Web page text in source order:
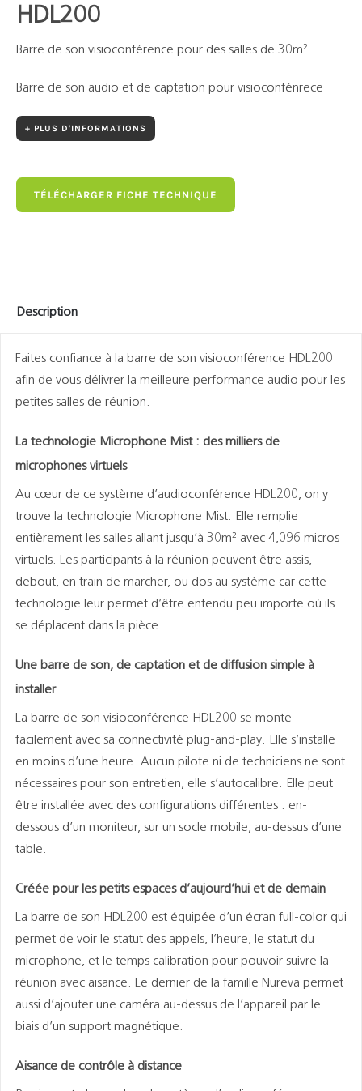
HDL200
Barre de son visioconférence pour des salles de 30m²
Barre de son audio et de captation pour visioconfénrece
+ PLUS D'INFORMATIONS
TÉLÉCHARGER FICHE TECHNIQUE
Description
Faites confiance à la barre de son visioconférence HDL200
afin de vous délivrer la meilleure performance audio pour les
petites salles de réunion.
La technologie Microphone Mist : des milliers de
microphones virtuels
Au cœur de ce système d’audioconférence HDL200, on y
trouve la technologie Microphone Mist. Elle remplie
entièrement les salles allant jusqu’à 30m² avec 4,096 micros
virtuels. Les participants à la réunion peuvent être assis,
debout, en train de marcher, ou dos au système car cette
technologie leur permet d’être entendu peu importe où ils
se déplacent dans la pièce.
Une barre de son, de captation et de diffusion simple à
installer
La barre de son visioconférence HDL200 se monte
facilement avec sa connectivité plug-and-play. Elle s’installe
en moins d’une heure. Aucun pilote ni de techniciens ne sont
nécessaires pour son entretien, elle s’autocalibre. Elle peut
être installée avec des configurations différentes : en-
dessous d’un moniteur, sur un socle mobile, au-dessus d’une
table.
Créée pour les petits espaces d’aujourd’hui et de demain
La barre de son HDL200 est équipée d’un écran full-color qui
permet de voir le statut des appels, l’heure, le statut du
microphone, et le temps calibration pour pouvoir suivre la
réunion avec aisance. Le dernier de la famille Nureva permet
aussi d’ajouter une caméra au-dessus de l’appareil par le
biais d’un support magnétique.
Aisance de contrôle à distance